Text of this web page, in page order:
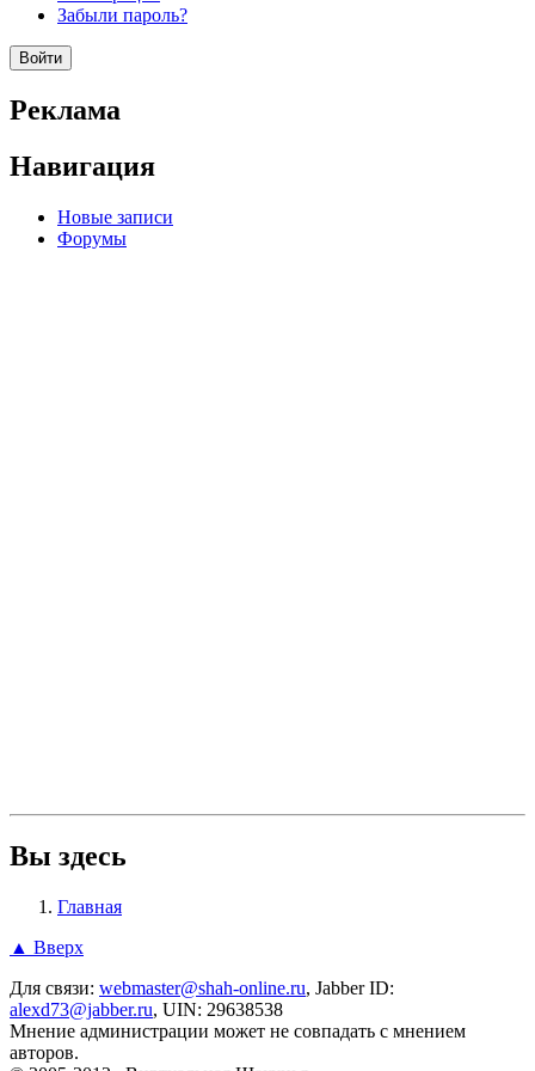
Забыли пароль?
Реклама
Навигация
Новые записи
Форумы
Вы здесь
Главная
▲ Вверх
Для связи: webmaster@shah-online.ru, Jabber ID:
alexd73@jabber.ru, UIN: 29638538
Мнение администрации может не совпадать с мнением
авторов.